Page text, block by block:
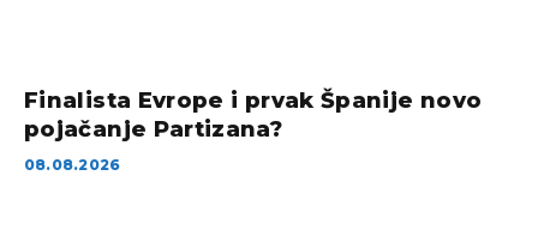
Finalista Evrope i prvak Španije novo
pojačanje Partizana?
08.08.2026